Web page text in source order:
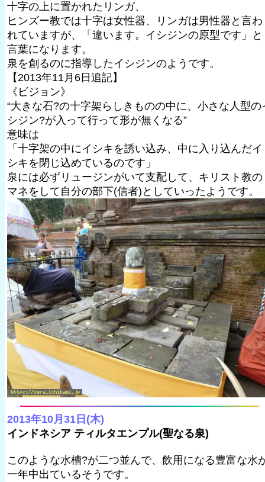
十字の上に置かれたリンガ、
ヒンズー教では十字は女性器、リンガは男性器と言わ
れていますが、「違います。イシジンの原型です」と
言葉になります。
泉を創るのに指導したイシジンのようです。
【2013年11月6日追記】
《ビジョン》
“大きな石?の十字架らしきものの中に、小さな人型の
シジン?が入って行って形が無くなる”
意味は
「十字架の中にイシキを誘い込み、中に入り込んだイ
シキを閉じ込めているのです」
泉には必ずリュージンがいて支配して、キリスト教の
マネをして自分の部下(信者)としていったようです。
2013年10月31日(木)
インドネシア ティルタエンプル(聖なる泉)
このような水槽?が二つ並んで、飲用になる豊富な水
一年中出ているそうです。